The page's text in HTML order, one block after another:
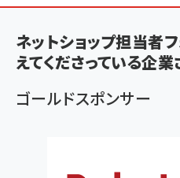
く
ず
ネットショップ担当者
えてくださっている企業
ゴールドスポンサー